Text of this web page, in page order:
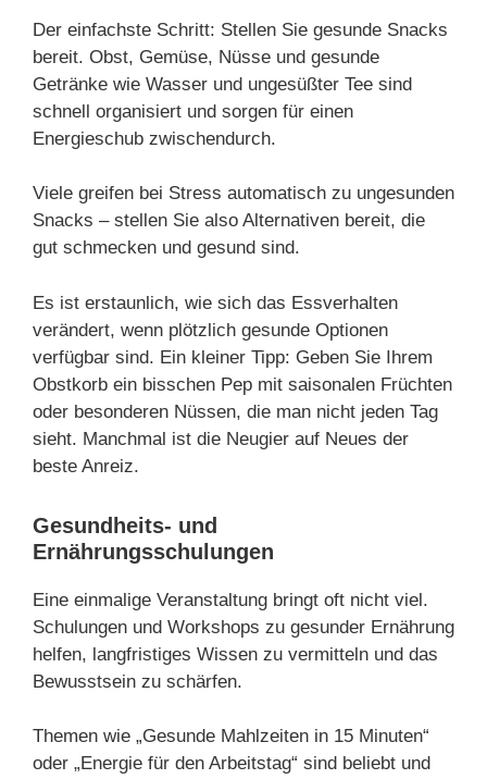
Der einfachste Schritt: Stellen Sie gesunde Snacks
bereit. Obst, Gemüse, Nüsse und gesunde
Getränke wie Wasser und ungesüßter Tee sind
schnell organisiert und sorgen für einen
Energieschub zwischendurch.
Viele greifen bei Stress automatisch zu ungesunden
Snacks – stellen Sie also Alternativen bereit, die
gut schmecken und gesund sind.
Es ist erstaunlich, wie sich das Essverhalten
verändert, wenn plötzlich gesunde Optionen
verfügbar sind. Ein kleiner Tipp: Geben Sie Ihrem
Obstkorb ein bisschen Pep mit saisonalen Früchten
oder besonderen Nüssen, die man nicht jeden Tag
sieht. Manchmal ist die Neugier auf Neues der
beste Anreiz.
Gesundheits- und
Ernährungsschulungen
Eine einmalige Veranstaltung bringt oft nicht viel.
Schulungen und Workshops zu gesunder Ernährung
helfen, langfristiges Wissen zu vermitteln und das
Bewusstsein zu schärfen.
Themen wie „Gesunde Mahlzeiten in 15 Minuten“
oder „Energie für den Arbeitstag“ sind beliebt und